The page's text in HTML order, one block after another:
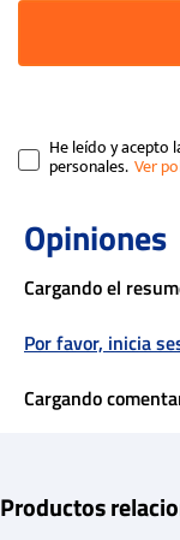
He leído y acepto
personales.
Cargando el
Por favor, inicia
Cargando
Productos